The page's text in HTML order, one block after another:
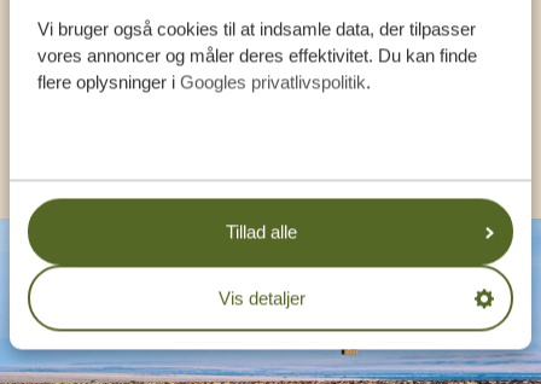
Vi bruger også cookies til at indsamle data, der tilpasser
vores annoncer og måler deres effektivitet. Du kan finde
flere oplysninger i Googles privatlivspolitik.
Tillad alle
Vis detaljer
DA:+4589878233